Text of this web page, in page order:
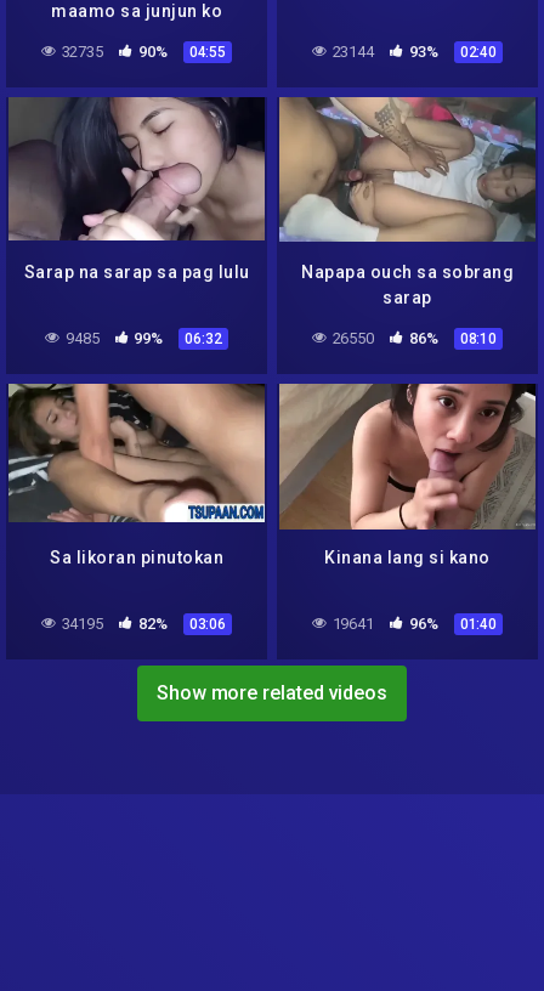
maamo sa junjun ko
32735 90% 04:55 23144 93% 02:40
Sarap na sarap sa pag lulu
9485 99% 06:32
Napapa ouch sa sobrang
sarap
26550 86% 08:10
Sa likoran pinutokan
34195 82% 03:06
Kinana lang si kano
19641 96% 01:40
Show more related videos